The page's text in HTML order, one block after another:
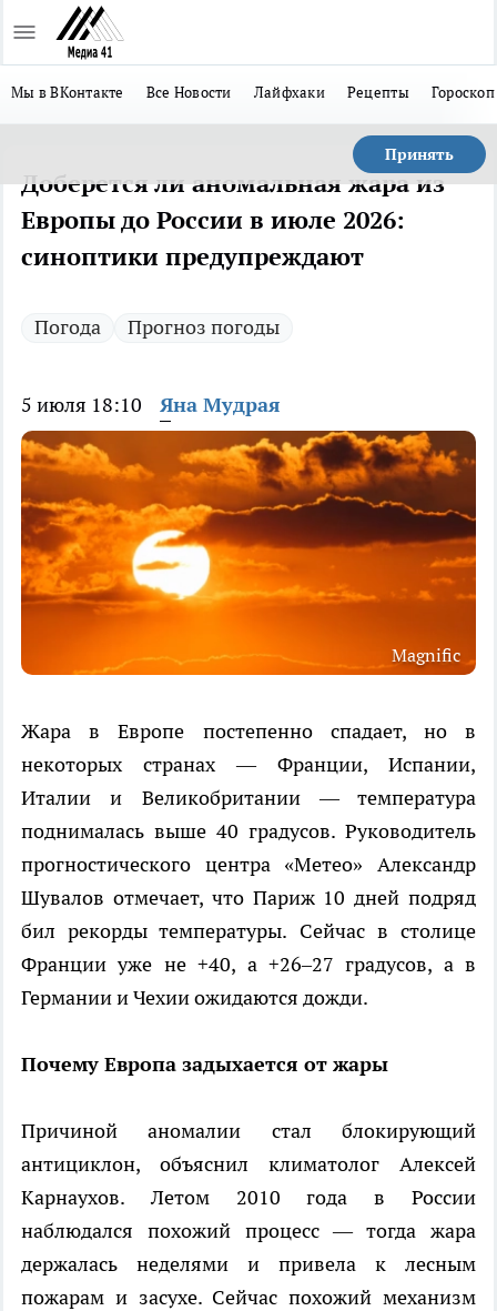
Мы в ВКонтакте Все Новости Лайфхаки Рецепты Гороскоп
Принять
Доберется ли аномальная жара из
Европы до России в июле 2026:
синоптики предупреждают
Погода Прогноз погоды
5 июля 18:10 Яна Мудрая
Magnific
Жара в Европе постепенно спадает, но в
некоторых странах — Франции, Испании,
Италии и Великобритании — температура
поднималась выше 40 градусов. Руководитель
прогностического центра «Метео» Александр
Шувалов отмечает, что Париж 10 дней подряд
бил рекорды температуры. Сейчас в столице
Франции уже не +40, а +26–27 градусов, а в
Германии и Чехии ожидаются дожди.
Почему Европа задыхается от жары
Причиной аномалии стал блокирующий
антициклон, объяснил климатолог Алексей
Карнаухов. Летом 2010 года в России
наблюдался похожий процесс — тогда жара
держалась неделями и привела к лесным
пожарам и засухе. Сейчас похожий механизм